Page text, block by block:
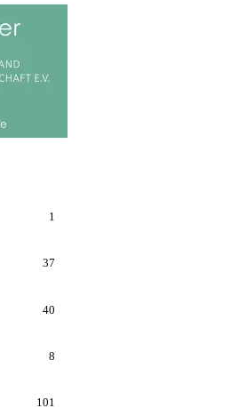
1
37
40
8
101